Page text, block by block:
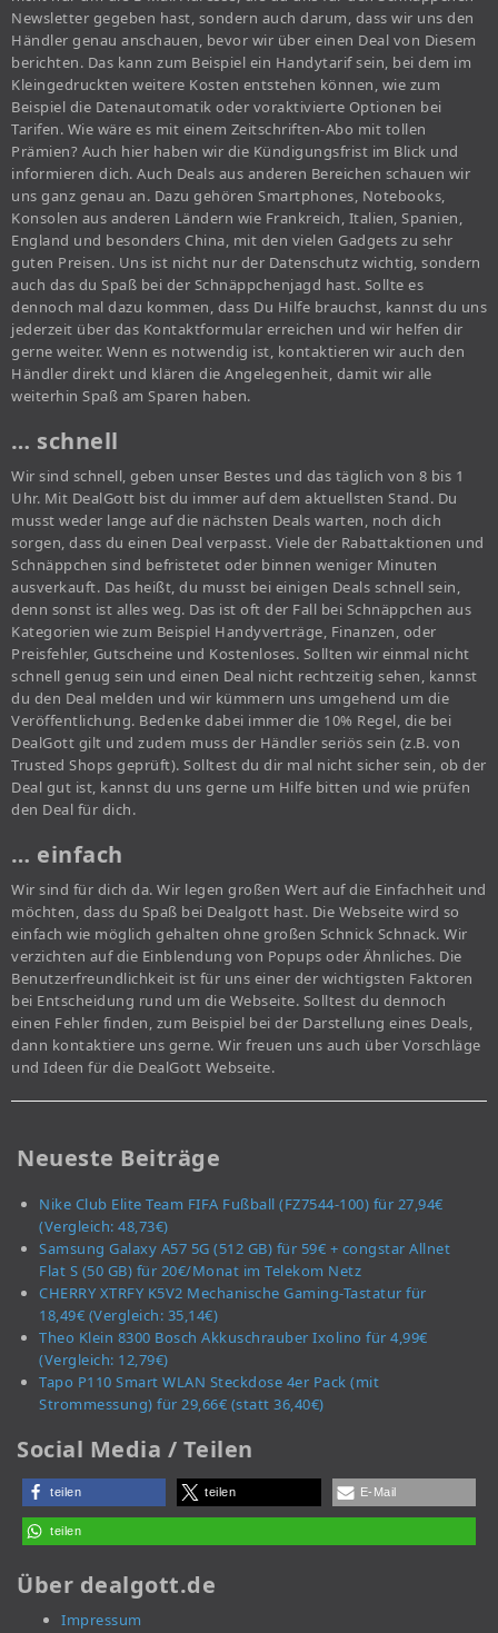
Newsletter gegeben hast, sondern auch darum, dass wir uns den
Händler genau anschauen, bevor wir über einen Deal von Diesem
berichten. Das kann zum Beispiel ein Handytarif sein, bei dem im
Kleingedruckten weitere Kosten entstehen können, wie zum
Beispiel die Datenautomatik oder voraktivierte Optionen bei
Tarifen. Wie wäre es mit einem Zeitschriften-Abo mit tollen
Prämien? Auch hier haben wir die Kündigungsfrist im Blick und
informieren dich. Auch Deals aus anderen Bereichen schauen wir
uns ganz genau an. Dazu gehören Smartphones, Notebooks,
Konsolen aus anderen Ländern wie Frankreich, Italien, Spanien,
England und besonders China, mit den vielen Gadgets zu sehr
guten Preisen. Uns ist nicht nur der Datenschutz wichtig, sondern
auch das du Spaß bei der Schnäppchenjagd hast. Sollte es
dennoch mal dazu kommen, dass Du Hilfe brauchst, kannst du uns
jederzeit über das Kontaktformular erreichen und wir helfen dir
gerne weiter. Wenn es notwendig ist, kontaktieren wir auch den
Händler direkt und klären die Angelegenheit, damit wir alle
weiterhin Spaß am Sparen haben.
… schnell
Wir sind schnell, geben unser Bestes und das täglich von 8 bis 1
Uhr. Mit DealGott bist du immer auf dem aktuellsten Stand. Du
musst weder lange auf die nächsten Deals warten, noch dich
sorgen, dass du einen Deal verpasst. Viele der Rabattaktionen und
Schnäppchen sind befristetet oder binnen weniger Minuten
ausverkauft. Das heißt, du musst bei einigen Deals schnell sein,
denn sonst ist alles weg. Das ist oft der Fall bei Schnäppchen aus
Kategorien wie zum Beispiel Handyverträge, Finanzen, oder
Preisfehler, Gutscheine und Kostenloses. Sollten wir einmal nicht
schnell genug sein und einen Deal nicht rechtzeitig sehen, kannst
du den Deal melden und wir kümmern uns umgehend um die
Veröffentlichung. Bedenke dabei immer die 10% Regel, die bei
DealGott gilt und zudem muss der Händler seriös sein (z.B. von
Trusted Shops geprüft). Solltest du dir mal nicht sicher sein, ob der
Deal gut ist, kannst du uns gerne um Hilfe bitten und wie prüfen
den Deal für dich.
… einfach
Wir sind für dich da. Wir legen großen Wert auf die Einfachheit und
möchten, dass du Spaß bei Dealgott hast. Die Webseite wird so
einfach wie möglich gehalten ohne großen Schnick Schnack. Wir
verzichten auf die Einblendung von Popups oder Ähnliches. Die
Benutzerfreundlichkeit ist für uns einer der wichtigsten Faktoren
bei Entscheidung rund um die Webseite. Solltest du dennoch
einen Fehler finden, zum Beispiel bei der Darstellung eines Deals,
dann kontaktiere uns gerne. Wir freuen uns auch über Vorschläge
und Ideen für die DealGott Webseite.
Neueste Beiträge
Nike Club Elite Team FIFA Fußball (FZ7544-100) für 27,94€
(Vergleich: 48,73€)
Samsung Galaxy A57 5G (512 GB) für 59€ + congstar Allnet
Flat S (50 GB) für 20€/Monat im Telekom Netz
CHERRY XTRFY K5V2 Mechanische Gaming-Tastatur für
18,49€ (Vergleich: 35,14€)
Theo Klein 8300 Bosch Akkuschrauber Ixolino für 4,99€
(Vergleich: 12,79€)
Tapo P110 Smart WLAN Steckdose 4er Pack (mit
Strommessung) für 29,66€ (statt 36,40€)
Social Media / Teilen
teilen teilen E-Mail
teilen
Über dealgott.de
Impressum